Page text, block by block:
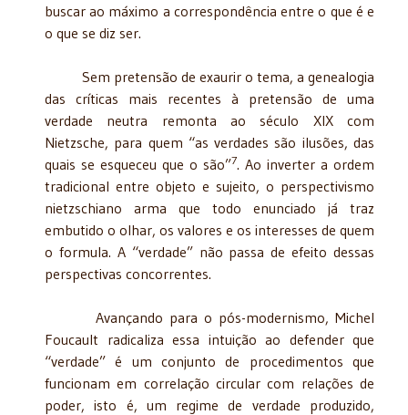
buscar ao máximo a correspondência entre o que é e
o que se diz ser.
Sem pretensão de exaurir o tema, a genealogia
das críticas mais recentes à pretensão de uma
verdade neutra remonta ao século XIX com
Nietzsche, para quem “as verdades são ilusões, das
quais se esqueceu que o são”7. Ao inverter a ordem
tradicional entre objeto e sujeito, o perspectivismo
nietzschiano arma que todo enunciado já traz
embutido o olhar, os valores e os interesses de quem
o formula. A “verdade” não passa de efeito dessas
perspectivas concorrentes.
Avançando para o pós-modernismo, Michel
Foucault radicaliza essa intuição ao defender que
“verdade” é um conjunto de procedimentos que
funcionam em correlação circular com relações de
poder, isto é, um regime de verdade produzido,